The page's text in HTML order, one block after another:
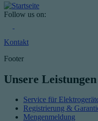
Follow us on:
Kontakt
Footer
Unsere Leistungen
Service für
Registrierung &
Mengenmeldung